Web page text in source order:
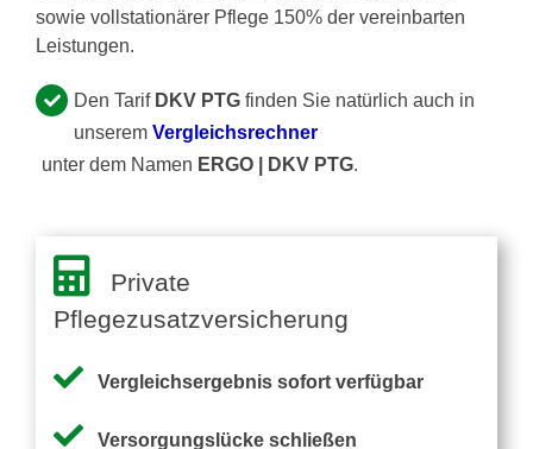
sowie vollstationärer Pflege 150% der vereinbarten
Leistungen.
Den Tarif DKV PTGfinden Sie natürlich auch in
unserem Vergleichsrechner
unter dem Namen ERGO | DKV PTG.
Private
Pflegezusatzversicherung
Vergleichsergebnis sofort verfügbar
Versorgungslücke schließen